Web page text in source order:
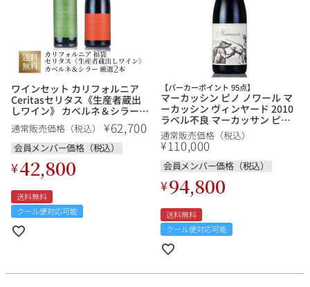
ワインセット カリフォルニア
Ceritasセリタス《生産者蔵出
しワイン》 カベルネ＆シラーを
堪能する 厳選２本 福袋 送料無
料
通常販売価格（税込） ¥62,700
会員メンバー価格（税込）
¥42,800
送料無料
クール便対応可能
【パーカーポイント 95点】
マーカッシン ピノ ノワール マ
ーカッシン ヴィンヤード 2010
ラベル不良 マーカッサン ピノ
ノワール Pinot Noir Marcassin
Vineyard アメリカ カリフォル
ニア 赤ワイン
通常販売価格（税込）
¥110,000
会員メンバー価格（税込）
¥94,800
送料無料
クール便対応可能